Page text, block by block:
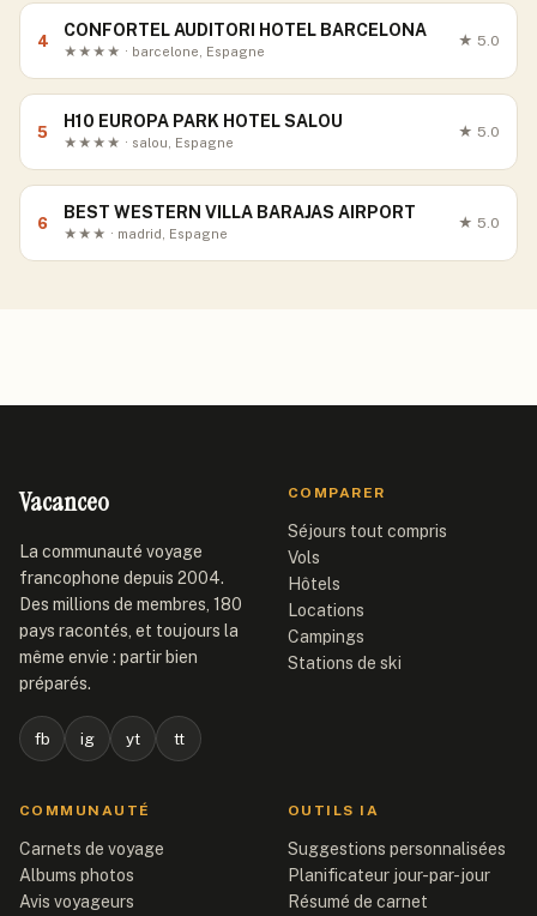
4
CONFORTEL AUDITORI HOTEL BARCELONA
★★★★ · barcelone, Espagne
★ 5.0
5
H10 EUROPA PARK HOTEL SALOU
★★★★ · salou, Espagne
★ 5.0
6
BEST WESTERN VILLA BARAJAS AIRPORT
★★★ · madrid, Espagne
★ 5.0
Vacanceo
La communauté voyage
francophone depuis 2004.
Des millions de membres, 180
pays racontés, et toujours la
même envie : partir bien
préparés.
fb ig yt tt
COMPARER
Séjours tout compris
Vols
Hôtels
Locations
Campings
Stations de ski
COMMUNAUTÉ
Carnets de voyage
Albums photos
Avis voyageurs
OUTILS IA
Suggestions personnalisées
Planificateur jour-par-jour
Résumé de carnet